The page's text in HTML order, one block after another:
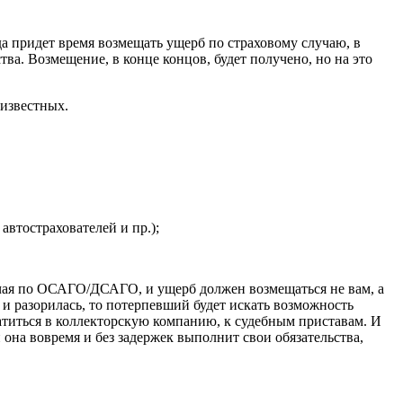
время возмещать ущерб по страховому случаю, в
Возмещение, в конце концов, будет получено, но на это
и пр.);
по ОСАГО/ДСАГО, и ущерб должен возмещаться не вам, а
то потерпевший будет искать возможность
в коллекторскую компанию, к судебным приставам. И
вовремя и без задержек выполнит свои обязательства,